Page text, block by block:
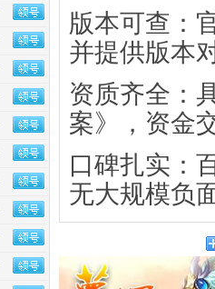
版本可查​：
并提供版本
资质齐全​：
案》，资金
口碑扎实​：
无大规模负